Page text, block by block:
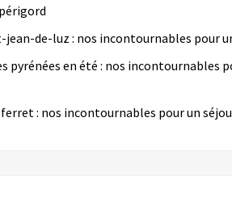
jean-de-luz : nos incontournables pour
pyrénées en été : nos incontournables
ferret : nos incontournables pour un